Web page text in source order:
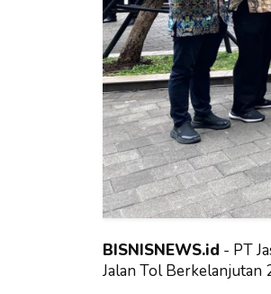
BISNISNEWS.id - PT
Jalan Tol Berkelanjutan